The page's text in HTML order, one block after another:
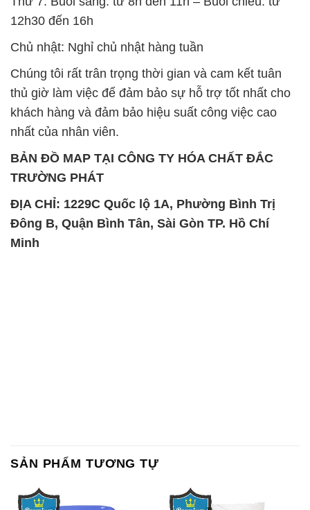
thủ giờ làm việc để đảm bảo sự hỗ trợ tốt nhất cho
khách hàng và đảm bảo hiệu suất công việc cao
nhất của nhân viên.
BẢN ĐỒ MAP TẠI CÔNG TY HÓA CHẤT ĐẮC
TRƯỜNG PHÁT
ĐỊA CHỈ: 1229C Quốc lộ 1A, Phường Bình Trị
Đông B, Quận Bình Tân, Sài Gòn TP. Hồ Chí
Minh